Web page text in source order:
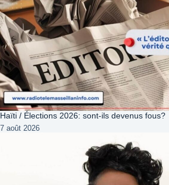
Haïti / Élections 2026: sont-ils devenus fous?
7 août 2026